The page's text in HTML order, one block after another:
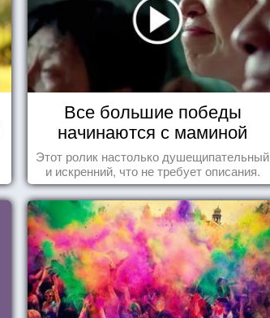
Все большие победы
начинаются с маминой
колыбели
Этот ролик настолько душещипательный
и искренний, что не требует описания.